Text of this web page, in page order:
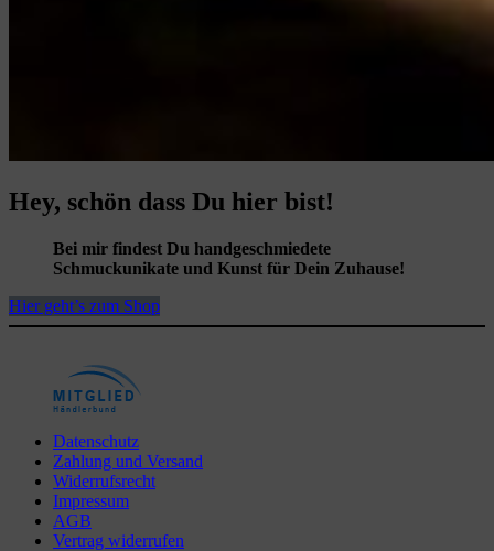
Hey, schön dass Du hier bist!
Bei mir findest Du handgeschmiedete
Schmuckunikate und Kunst für Dein Zuhause!
Hier geht’s zum Shop
Skip
back
main
navigation
Datenschutz
Zahlung und Versand
Widerrufsrecht
Impressum
AGB
Vertrag widerrufen